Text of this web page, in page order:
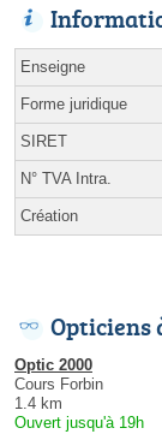
Enseigne
Forme juridique
SIRET
N° TVA Intra.
Création
Opticiens
Optic 2000
Cours Forbin
1.4 km
Ouvert jusqu'à 19h